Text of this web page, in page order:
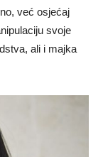
već osjećaj
svoje
ali i majka